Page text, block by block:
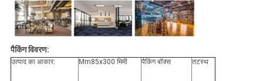
पैकिंग विवरण:
उत्पाद का आकार: Mm85x300 मिमी पैकिंग बॉक्स तटस्थ